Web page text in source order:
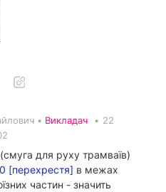
• Викладач • 22
(смуга для руху трамваїв)
[перехрестя] в межах
частин - значить